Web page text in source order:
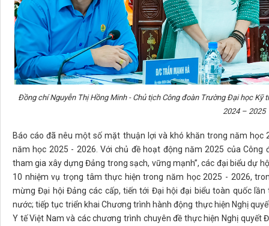
Đồng chí Nguyễn Thị Hồng Minh - Chủ tịch Công đoàn Trường Đại học
2024 – 2025
Báo cáo đã nêu một số mặt thuận lợi và khó khăn trong năm
năm học 2025 - 2026. Với chủ đề hoạt động năm 2025 của
tham gia xây dựng Đảng trong sạch, vững mạnh”, các đại biểu dự
10 nhiệm vụ trọng tâm thực hiện trong năm học 2025 - 2026,
mừng Đại hội Đảng các cấp, tiến tới Đại hội đại biểu toàn quốc
nước; tiếp tục triển khai Chương trình hành động thực hiện Nghị
Y tế Việt Nam và các chương trình chuyên đề thực hiện Nghị quyết